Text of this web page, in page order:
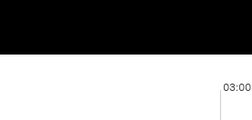
03:00